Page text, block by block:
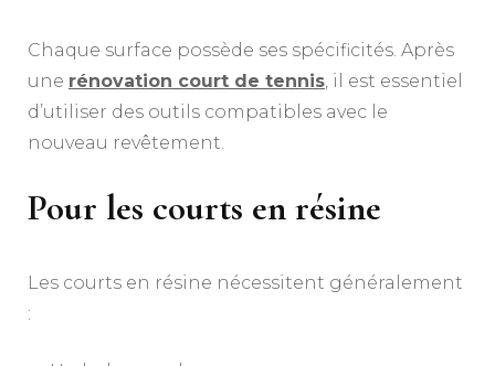
Chaque surface possède ses spécificités. Après
une rénovation court de tennis , il est essentiel
d’utiliser des outils compatibles avec le
nouveau revêtement.
Pour les courts en résine
Les courts en résine nécessitent généralement
: